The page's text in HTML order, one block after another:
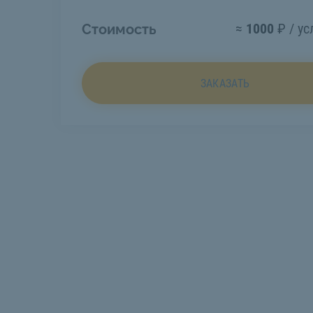
Стоимость ≈ 1000 ₽ /
ЗАКАЗАТЬ